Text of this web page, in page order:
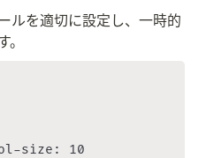
ルを適切に設定し、一時的
size: 10